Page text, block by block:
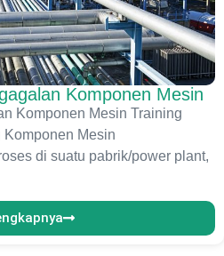
Komponen Mesin
Komponen Mesin Training
Komponen Mesin
di suatu pabrik/power plant,